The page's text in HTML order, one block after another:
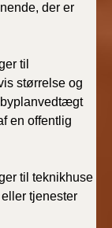
der er
til
størrelse og
en offentlig
til teknikhuse
tjenester